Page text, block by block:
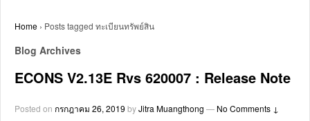
Home › Posts tagged ทะเบียนทรัพย์สิน
Blog Archives
ECONS V2.13E Rvs 620007 : Release Note
Posted on กรกฎาคม 26, 2019 byJitra Muangthong — No Comments ↓